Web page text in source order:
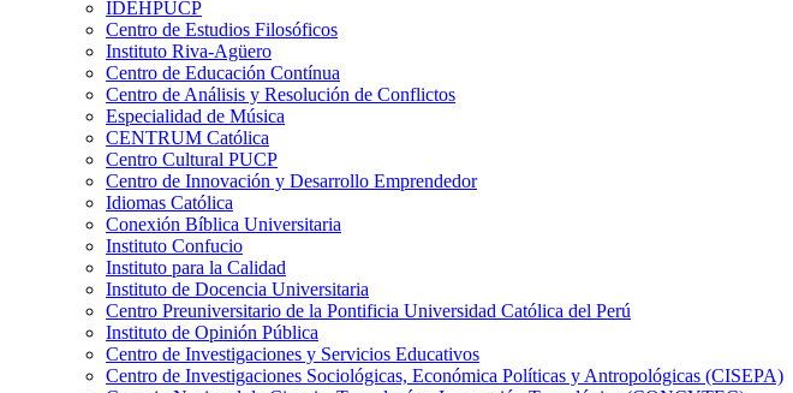
IDEHPUCP
Centro de Estudios Filosóficos
Instituto Riva-Agüero
Centro de Educación Contínua
Centro de Análisis y Resolución de Conflictos
Especialidad de Música
CENTRUM Católica
Centro Cultural PUCP
Centro de Innovación y Desarrollo Emprendedor
Idiomas Católica
Conexión Bíblica Universitaria
Instituto Confucio
Instituto para la Calidad
Instituto de Docencia Universitaria
Centro Preuniversitario de la Pontificia Universidad Católica del Perú
Instituto de Opinión Pública
Centro de Investigaciones y Servicios Educativos
Centro de Investigaciones Sociológicas, Económica Políticas y Antropológicas (CISEPA)